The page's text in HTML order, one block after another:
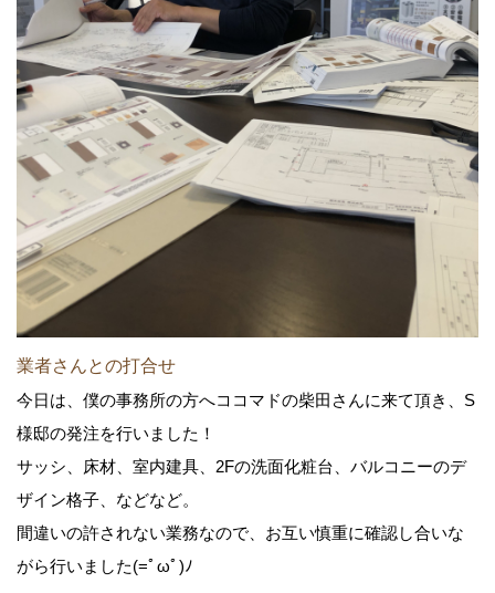
業者さんとの打合せ
今日は、僕の事務所の方へココマドの柴田さんに来て頂き、S
様邸の発注を行いました！
サッシ、床材、室内建具、2Fの洗面化粧台、バルコニーのデ
ザイン格子、などなど。
間違いの許されない業務なので、お互い慎重に確認し合いな
がら行いました(=ﾟωﾟ)ﾉ